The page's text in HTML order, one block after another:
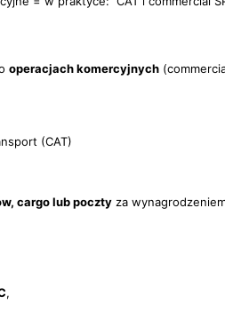
operacjach komercyjnych
(CAT)
cargo lub poczty za
,